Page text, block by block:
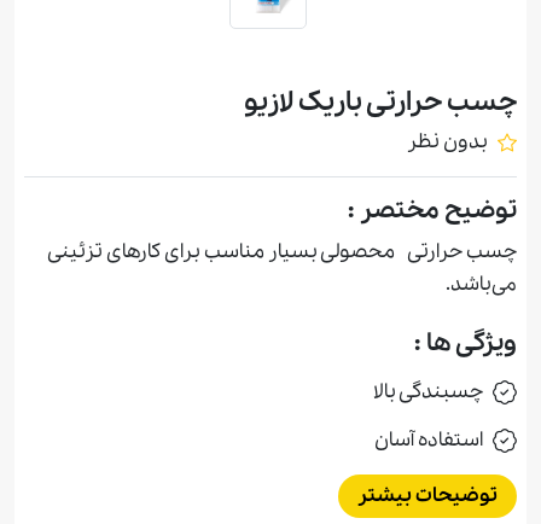
چسب حرارتی باریک لازيو
بدون نظر
توضیح مختصر :
چسب حرارتی محصولی بسیار مناسب برای کارهای تزئینی
می‌باشد.
ویژگی ها :
چسبندگی بالا
استفاده آسان
توضیحات بیشتر